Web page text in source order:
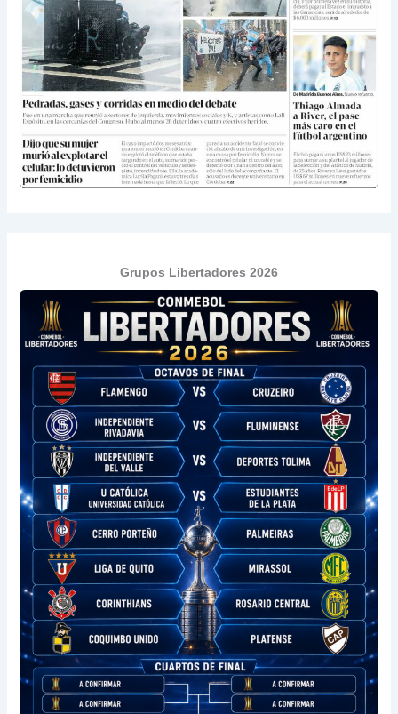
Grupos Libertadores 2026